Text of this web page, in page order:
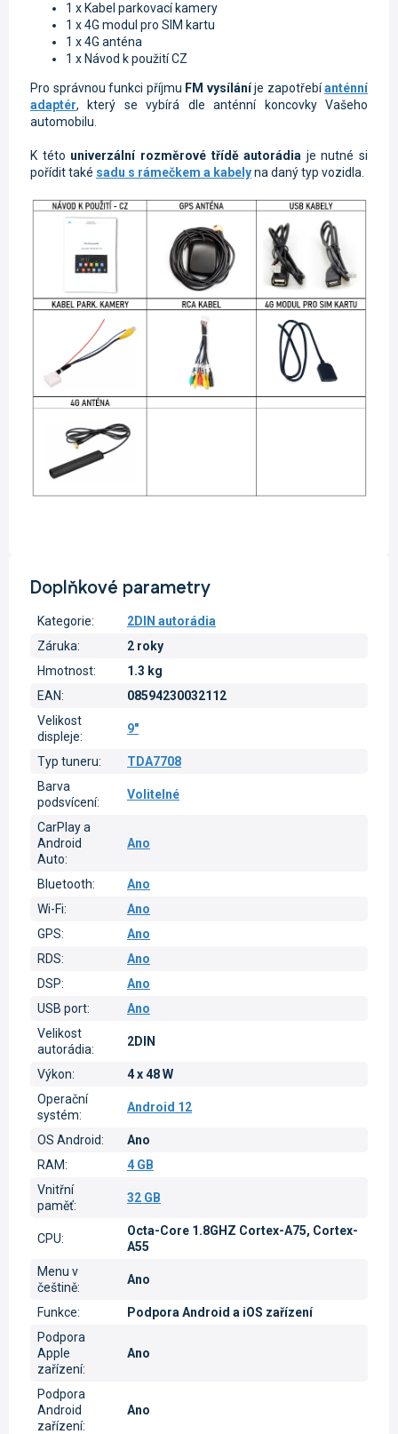
1 x Kabel parkovací kamery
1 x 4G modul pro SIM kartu
1 x 4G anténa
1 x Návod k použití CZ
Pro správnou funkci příjmu FM vysílání je zapotřebí anténní
adaptér, který se vybírá dle anténní koncovky Vašeho
automobilu.
K této univerzální rozměrové třídě autorádia je nutné si
pořídit také sadu s rámečkem a kabelyna daný typ vozidla.
Doplňkové parametry
Kategorie:
2DIN autorádia
Záruka:
2 roky
Hmotnost:
1.3 kg
EAN:
08594230032112
Velikost
displeje:
9"
Typ tuneru:
TDA7708
Barva
podsvícení:
Volitelné
CarPlay a
Android
Auto:
Ano
Bluetooth:
Ano
Wi-Fi:
Ano
GPS:
Ano
RDS:
Ano
DSP:
Ano
USB port:
Ano
Velikost
autorádia:
2DIN
Výkon:
4 x 48 W
Operační
systém:
Android 12
OS Android:
Ano
RAM:
4 GB
Vnitřní
paměť:
32 GB
CPU:
Octa-Core 1.8GHZ Cortex-A75, Cortex-
A55
Menu v
češtině:
Ano
Funkce:
Podpora Android a iOS zařízení
Podpora
Apple
zařízení:
Ano
Podpora
Android
zařízení:
Ano